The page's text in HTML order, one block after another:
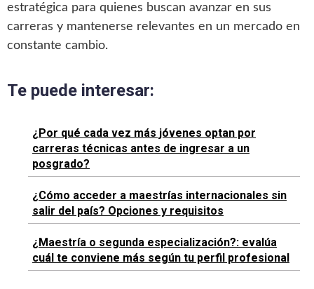
estratégica para quienes buscan avanzar en sus
carreras y mantenerse relevantes en un mercado en
constante cambio.
Te puede interesar:
¿Por qué cada vez más jóvenes optan por
carreras técnicas antes de ingresar a un
posgrado?
¿Cómo acceder a maestrías internacionales sin
salir del país? Opciones y requisitos
¿Maestría o segunda especialización?: evalúa
cuál te conviene más según tu perfil profesional